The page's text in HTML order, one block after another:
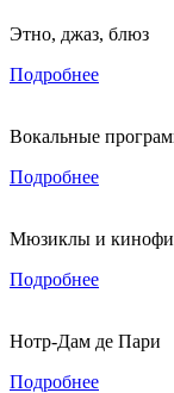
Этно, джаз, блюз
Подробнее
Вокальные
Подробнее
Мюзиклы и
Подробнее
Нотр-Дам де Пари
Подробнее